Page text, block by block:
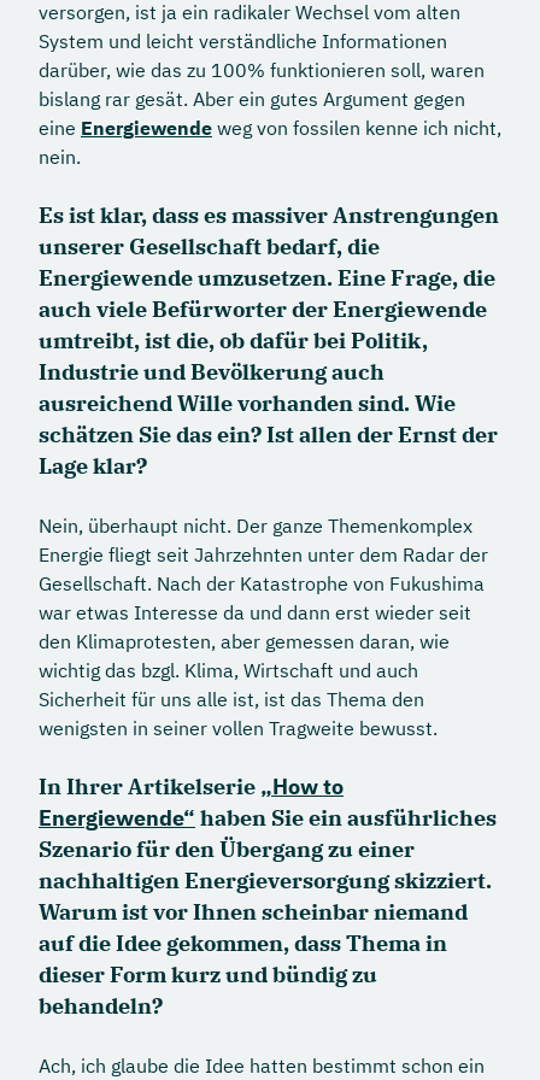
versorgen, ist ja ein radikaler Wechsel vom alten
System und leicht verständliche Informationen
darüber, wie das zu 100% funktionieren soll, waren
bislang rar gesät. Aber ein gutes Argument gegen
eine Energiewende weg von fossilen kenne ich nicht,
nein.
Es ist klar, dass es massiver Anstrengungen
unserer Gesellschaft bedarf, die
Energiewende umzusetzen. Eine Frage, die
auch viele Befürworter der Energiewende
umtreibt, ist die, ob dafür bei Politik,
Industrie und Bevölkerung auch
ausreichend Wille vorhanden sind. Wie
schätzen Sie das ein? Ist allen der Ernst der
Lage klar?
Nein, überhaupt nicht. Der ganze Themenkomplex
Energie fliegt seit Jahrzehnten unter dem Radar der
Gesellschaft. Nach der Katastrophe von Fukushima
war etwas Interesse da und dann erst wieder seit
den Klimaprotesten, aber gemessen daran, wie
wichtig das bzgl. Klima, Wirtschaft und auch
Sicherheit für uns alle ist, ist das Thema den
wenigsten in seiner vollen Tragweite bewusst.
In Ihrer Artikelserie „How to
Energiewende“ haben Sie ein ausführliches
Szenario für den Übergang zu einer
nachhaltigen Energieversorgung skizziert.
Warum ist vor Ihnen scheinbar niemand
auf die Idee gekommen, dass Thema in
dieser Form kurz und bündig zu
behandeln?
Ach, ich glaube die Idee hatten bestimmt schon ein